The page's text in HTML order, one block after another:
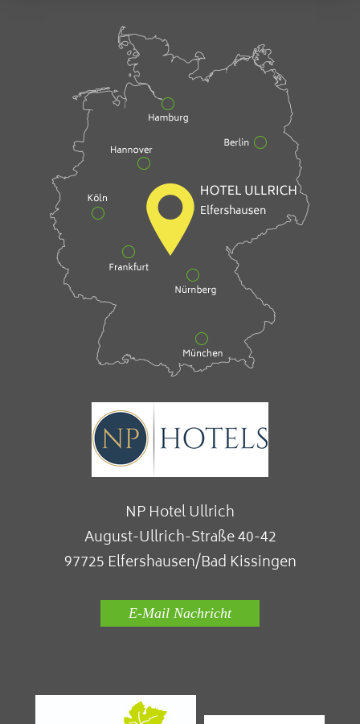
NP Hotel Ullrich
August-Ullrich-Straße 40-42
97725 Elfershausen/Bad Kissingen
E-Mail Nachricht